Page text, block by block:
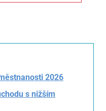
2026
s nižším